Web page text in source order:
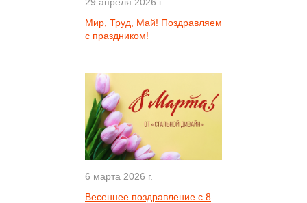
Мир, Труд, Май! Поздравляем
с праздником!
6 марта 2026 г.
Весеннее поздравление с 8